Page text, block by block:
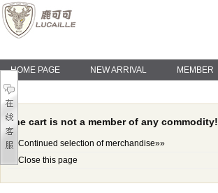
HOME PAGE NEW ARRIVAL MEMBER
The cart is not a member of any commodity!
Continued selection of merchandise»»
Close this page